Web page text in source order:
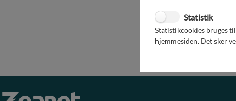
Statistik
Statistikcookies bruges
hjemmesiden. Det sker